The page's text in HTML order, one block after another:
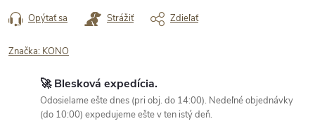
Opýtať sa Strážiť Zdieľať
Značka: KONO
🚀 Blesková expedícia.
Odosielame ešte dnes (pri obj. do 14:00). Nedeľné objednávky
(do 10:00) expedujeme ešte v ten istý deň.